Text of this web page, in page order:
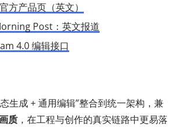
方产品页（英文）
Post：英文报道
4.0 编辑接口
生成 + 通用编辑”整合到统一架构，兼
质，在工程与创作的真实链路中更易落